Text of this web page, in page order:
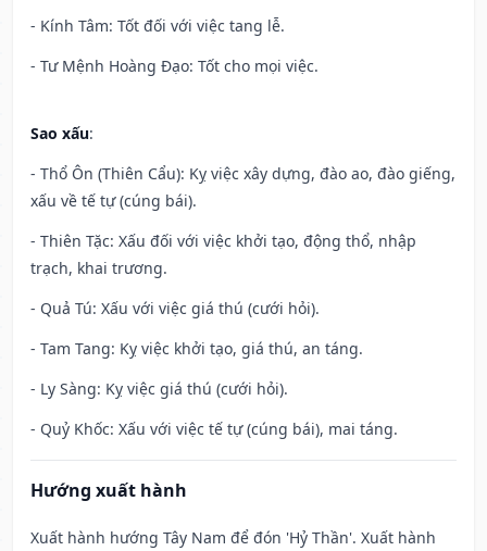
- Kính Tâm: Tốt đối với việc tang lễ.
- Tư Mệnh Hoàng Đạo: Tốt cho mọi việc.
Sao xấu:
- Thổ Ôn (Thiên Cẩu): Kỵ việc xây dựng, đào ao, đào giếng,
xấu về tế tự (cúng bái).
- Thiên Tặc: Xấu đối với việc khởi tạo, động thổ, nhập
trạch, khai trương.
- Quả Tú: Xấu với việc giá thú (cưới hỏi).
- Tam Tang: Kỵ việc khởi tạo, giá thú, an táng.
- Ly Sàng: Kỵ việc giá thú (cưới hỏi).
- Quỷ Khốc: Xấu với việc tế tự (cúng bái), mai táng.
Hướng xuất hành
Xuất hành hướng Tây Nam để đón 'Hỷ Thần'. Xuất hành